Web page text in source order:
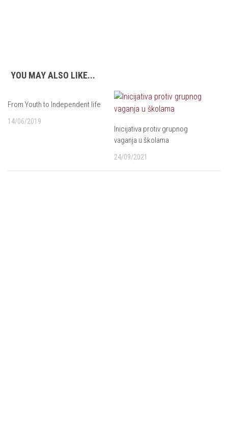
YOU MAY ALSO LIKE...
From Youth to Independent life
14/06/2019
Inicijativa protiv grupnog
vaganja u školama
24/09/2021